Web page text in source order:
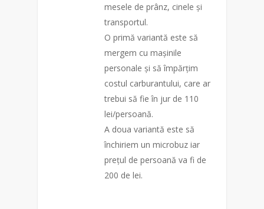
mesele de prânz, cinele și
transportul.
O primă variantă este să
mergem cu mașinile
personale și să împărțim
costul carburantului, care ar
trebui să fie în jur de 110
lei/persoană.
A doua variantă este să
închiriem un microbuz iar
prețul de persoană va fi de
200 de lei.